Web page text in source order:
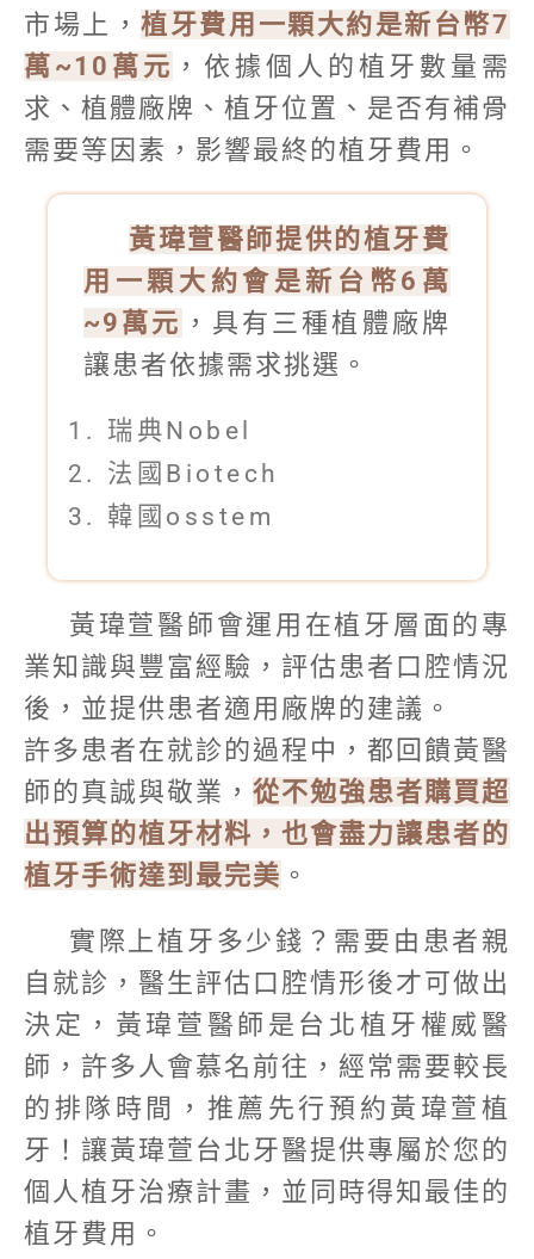
市場上，植牙費用一顆大約是新台幣7
萬~10萬元 ，依據個人的植牙數量需
求、植體廠牌、植牙位置、是否有補骨
需要等因素，影響最終的植牙費用。
黃瑋萱醫師提供的植牙費
用一顆大約會是新台幣6萬
~9萬元 ，具有三種植體廠牌
讓患者依據需求挑選。
瑞典Nobel
法國Biotech
韓國osstem
黃瑋萱醫師會運用在植牙層面的專
業知識與豐富經驗，評估患者口腔情況
後，並提供患者適用廠牌的建議。
許多患者在就診的過程中，都回饋黃醫
師的真誠與敬業， 從不勉強患者購買超
出預算的植牙材料，也會盡力讓患者的
植牙手術達到最完美 。
實際上植牙多少錢？需要由患者親
自就診，醫生評估口腔情形後才可做出
決定，黃瑋萱醫師是台北植牙權威醫
師，許多人會慕名前往，經常需要較長
的排隊時間，推薦先行預約黃瑋萱植
牙！讓黃瑋萱台北牙醫提供專屬於您的
個人植牙治療計畫，並同時得知最佳的
植牙費用。